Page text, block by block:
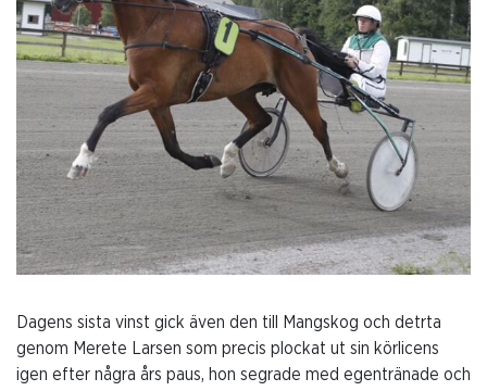
Dagens sista vinst gick även den till Mangskog och detrta
genom Merete Larsen som precis plockat ut sin körlicens
igen efter några års paus, hon segrade med egentränade och